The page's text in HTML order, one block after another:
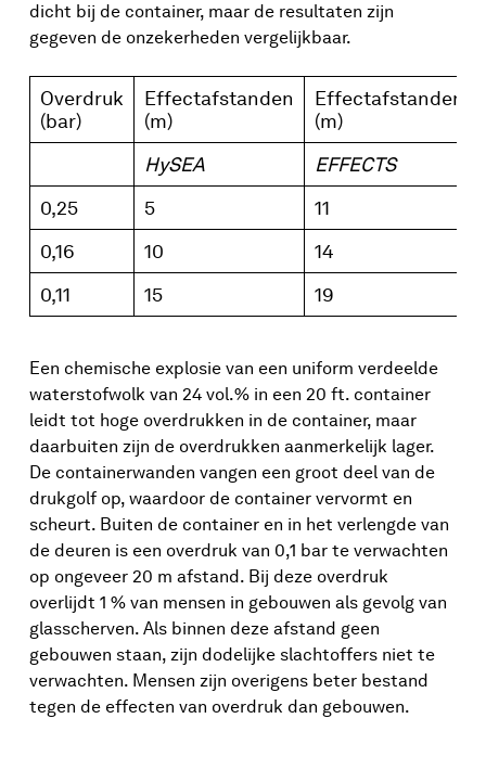
dicht bij de container, maar de resultaten zijn
gegeven de onzekerheden vergelijkbaar.
Overdruk
(bar)
Effectafstanden
(m)
Effectafstanden
(m)
HySEA
EFFECTS
0,25
5
11
0,16
10
14
0,11
15 19
Een chemische explosie van een uniform verdeelde
waterstofwolk van 24 vol.% in een 20 ft. container
leidt tot hoge overdrukken in de container, maar
daarbuiten zijn de overdrukken aanmerkelijk lager.
De containerwanden vangen een groot deel van de
drukgolf op, waardoor de container vervormt en
scheurt. Buiten de container en in het verlengde van
de deuren is een overdruk van 0,1 bar te verwachten
op ongeveer 20 m afstand. Bij deze overdruk
overlijdt 1 % van mensen in gebouwen als gevolg van
glasscherven. Als binnen deze afstand geen
gebouwen staan, zijn dodelijke slachtoffers niet te
verwachten. Mensen zijn overigens beter bestand
tegen de effecten van overdruk dan gebouwen.